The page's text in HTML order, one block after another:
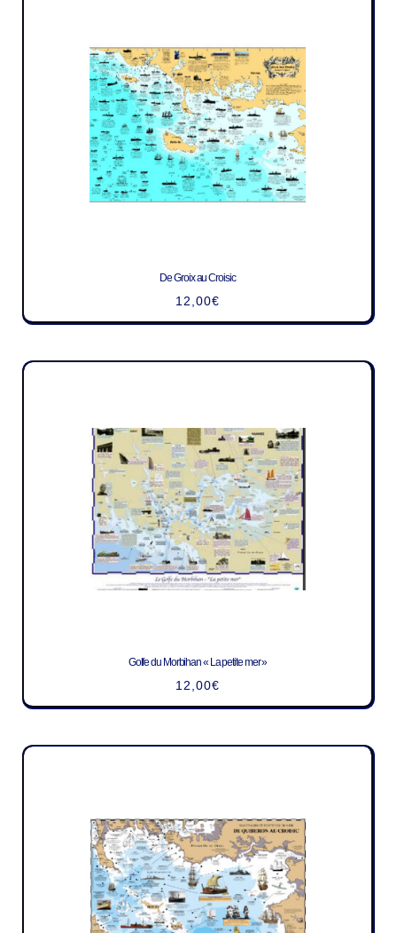
De Groix au Croisic
12,00€
Golfe du Morbihan « La petite mer »
12,00€